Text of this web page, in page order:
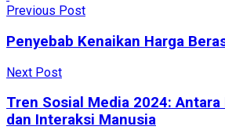
Previous Post
Penyebab Kenaikan Harga
Next Post
Tren Sosial Media 2024:
dan Interaksi Manusia